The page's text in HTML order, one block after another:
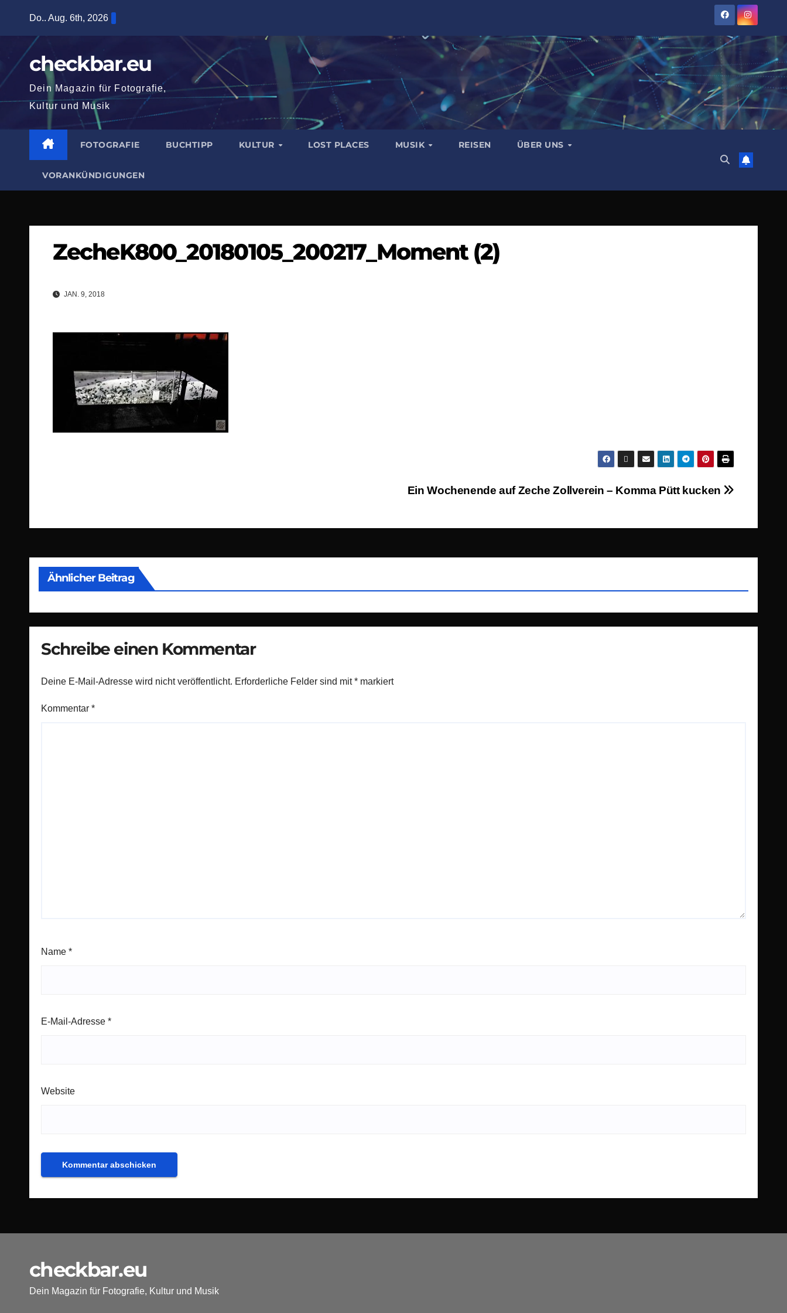
springen
Do.. Aug. 6th, 2026
checkbar.eu
Dein Magazin für Fotografie,
Kultur und Musik
FOTOGRAFIE BUCHTIPP KULTUR LOST PLACES MUSIK REISEN ÜBER UNS
VORANKÜNDIGUNGEN
ZecheK800_20180105_200217_Moment (2)
JAN. 9, 2018
Ein Wochenende auf Zeche Zollverein – Komma Pütt kucken
Ähnlicher Beitrag
Schreibe einen Kommentar
Deine E-Mail-Adresse wird nicht veröffentlicht. Erforderliche Felder sind mit* markiert
Kommentar *
Name *
E-Mail-Adresse *
Website
checkbar.eu
Dein Magazin für Fotografie, Kultur und Musik